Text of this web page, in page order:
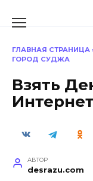
ГЛАВНАЯ СТРАНИЦА
ГОРОД СУДЖА
Взять
АВТОР
desrazu.com